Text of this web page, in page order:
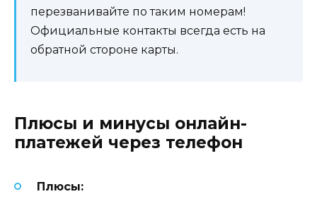
перезванивайте по таким номерам!
Официальные контакты всегда есть на
обратной стороне карты.
Плюсы и минусы онлайн-
платежей через телефон
Плюсы: